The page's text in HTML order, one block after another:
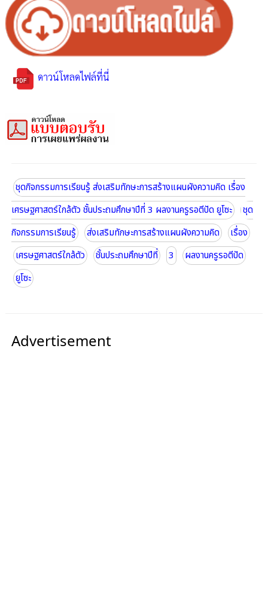
ดาวน์โหลดไฟล์ที่นี่
ชุดกิจกรรมการเรียนรู้ ส่งเสริมทักษะการสร้างแผนผังความคิด เรื่อง
เศรษฐศาสตร์ใกล้ตัว ชั้นประถมศึกษาปีที่ 3 ผลงานครูรอตีปัด ยูโซะ
ชุด
กิจกรรมการเรียนรู้
ส่งเสริมทักษะการสร้างแผนผังความคิด
เรื่อง
เศรษฐศาสตร์ใกล้ตัว
ชั้นประถมศึกษาปีที่ 3
ผลงานครูรอตีปัด
ยูโซะ
Advertisement